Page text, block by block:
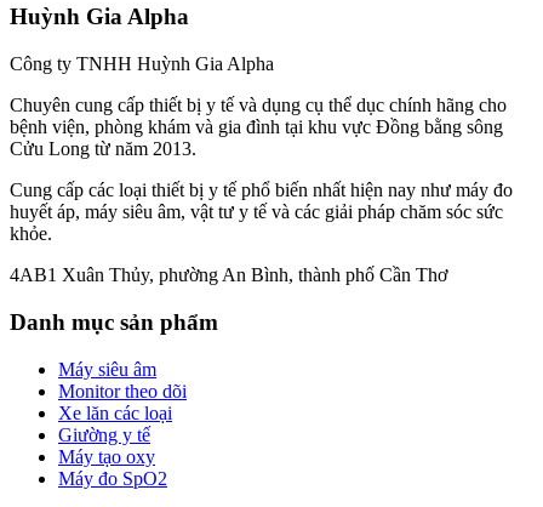
Huỳnh Gia Alpha
Công ty TNHH Huỳnh Gia Alpha
Chuyên cung cấp thiết bị y tế và dụng cụ thể dục chính hãng cho
bệnh viện, phòng khám và gia đình tại khu vực Đồng bằng sông
Cửu Long từ năm 2013.
Cung cấp các loại thiết bị y tế phổ biến nhất hiện nay như máy đo
huyết áp, máy siêu âm, vật tư y tế và các giải pháp chăm sóc sức
khỏe.
4AB1 Xuân Thủy, phường An Bình, thành phố Cần Thơ
Danh mục sản phẩm
Máy siêu âm
Monitor theo dõi
Xe lăn các loại
Giường y tế
Máy tạo oxy
Máy đo SpO2